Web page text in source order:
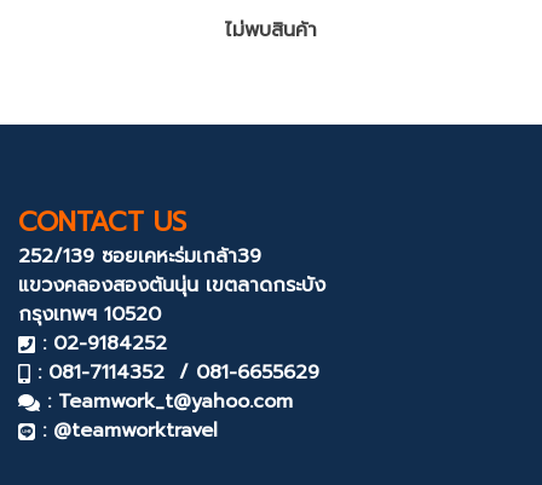
ไม่พบสินค้า
CONTACT US
252/139 ซอยเคหะร่มเกล้า39
แขวงคลองสองต้นนุ่น เขตลาดกระบัง
กรุงเทพฯ 10520
: 02-9184252
: 081-7114352 / 081-6655629
: Teamwork_t@yahoo.com
: @teamworktravel